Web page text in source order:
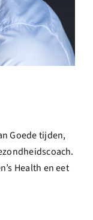
Goede tijden,
Health en eet